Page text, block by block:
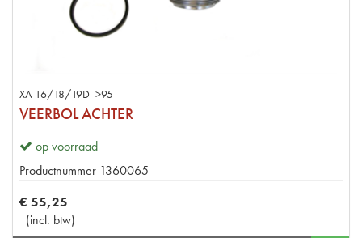
XA 16/18/19D ->95
VEERBOL ACHTER
op voorraad
Productnummer 1360065
€ 55,25
(incl. btw)